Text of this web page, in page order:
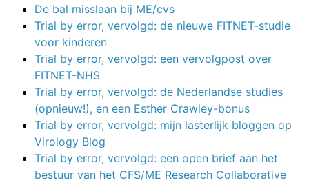
De bal misslaan bij ME/cvs
Trial by error, vervolgd: de nieuwe FITNET-studie
voor kinderen
Trial by error, vervolgd: een vervolgpost over
FITNET-NHS
Trial by error, vervolgd: de Nederlandse studies
(opnieuw!), en een Esther Crawley-bonus
Trial by error, vervolgd: mijn lasterlijk bloggen op
Virology Blog
Trial by error, vervolgd: een open brief aan het
bestuur van het CFS/ME Research Collaborative